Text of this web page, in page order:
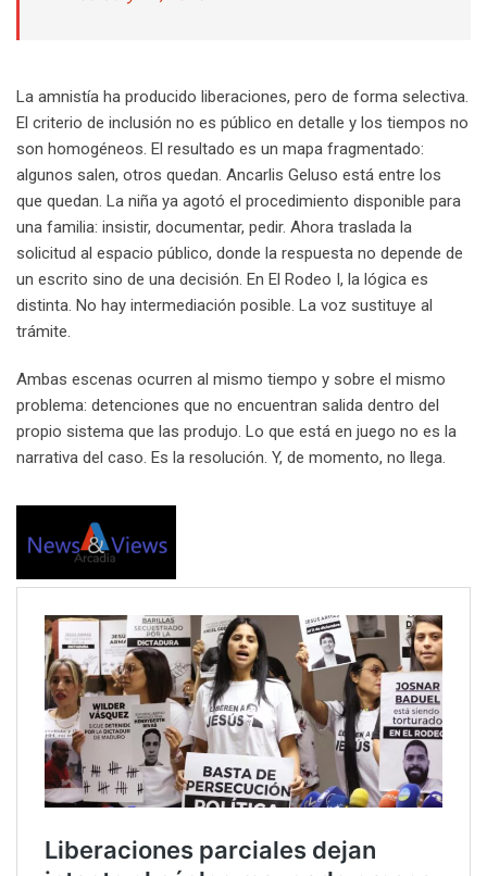
La amnistía ha producido liberaciones, pero de forma selectiva.
El criterio de inclusión no es público en detalle y los tiempos no
son homogéneos. El resultado es un mapa fragmentado:
algunos salen, otros quedan. Ancarlis Geluso está entre los
que quedan. La niña ya agotó el procedimiento disponible para
una familia: insistir, documentar, pedir. Ahora traslada la
solicitud al espacio público, donde la respuesta no depende de
un escrito sino de una decisión. En El Rodeo I, la lógica es
distinta. No hay intermediación posible. La voz sustituye al
trámite.
Ambas escenas ocurren al mismo tiempo y sobre el mismo
problema: detenciones que no encuentran salida dentro del
propio sistema que las produjo. Lo que está en juego no es la
narrativa del caso. Es la resolución. Y, de momento, no llega.